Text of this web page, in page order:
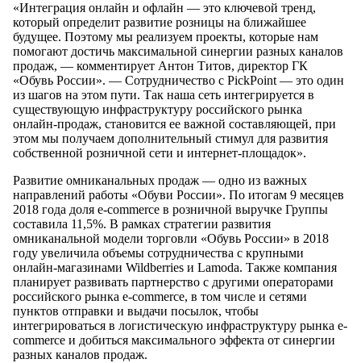
«Интеграция онлайн и офлайн — это ключевой тренд,
который определит развитие розницы на ближайшее
будущее. Поэтому мы реализуем проекты, которые нам
помогают достичь максимальной синергии разных каналов
продаж, — комментирует Антон Титов, директор ГК
«Обувь России». — Сотрудничество с PickPoint — это один
из шагов на этом пути. Так наша сеть интегрируется в
существующую инфраструктуру российского рынка
онлайн-продаж, становится ее важной составляющей, при
этом мы получаем дополнительный стимул для развития
собственной розничной сети и интернет-площадок».
Развитие омниканальных продаж — одно из важных
направлений работы «Обуви России». По итогам 9 месяцев
2018 года доля e-commerce в розничной выручке Группы
составила 11,5%. В рамках стратегии развития
омниканальной модели торговли «Обувь России» в 2018
году увеличила объемы сотрудничества с крупными
онлайн-магазинами Wildberries и Lamoda. Также компания
планирует развивать партнерство с другими операторами
российского рынка e-commerce, в том числе и сетями
пунктов отправки и выдачи посылок, чтобы
интегрироваться в логистическую инфраструктуру рынка e-
commerce и добиться максимального эффекта от синергии
разных каналов продаж.